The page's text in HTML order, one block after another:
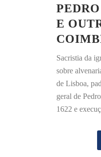
E
Sacristia da
sobre
de Lisboa,
geral de
1622 e